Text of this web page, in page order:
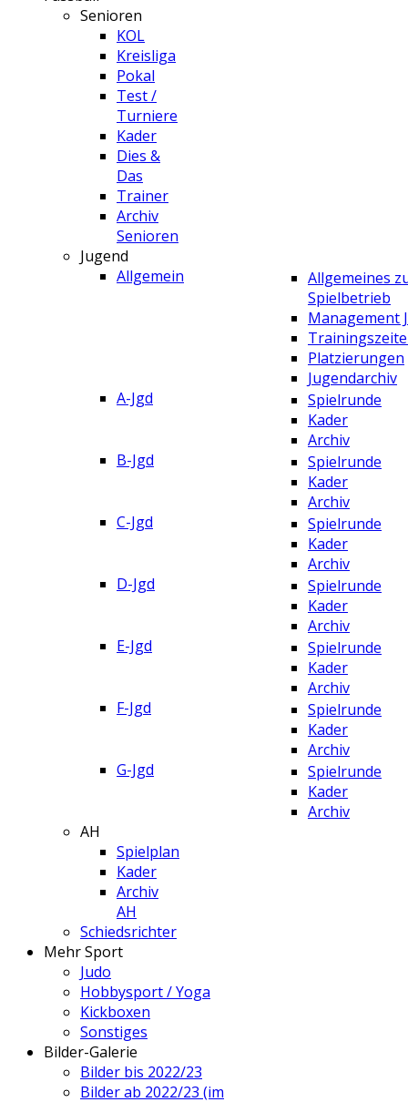
Senioren
KOL
Kreisliga
Pokal
Test /
Turniere
Kader
Dies &
Das
Trainer
Archiv
Senioren
Jugend
Allgemein
Allgemeines
Spielbetrieb
Management
Platzierungen
Jugendarchiv
A-Jgd
Spielrunde
Kader
Archiv
B-Jgd
Spielrunde
Kader
Archiv
C-Jgd
Spielrunde
Kader
Archiv
D-Jgd
Spielrunde
Kader
Archiv
E-Jgd
Spielrunde
Kader
Archiv
F-Jgd
Spielrunde
Kader
Archiv
G-Jgd
Spielrunde
Kader
Archiv
AH
Spielplan
Kader
Archiv
AH
Schiedsrichter
Mehr Sport
Judo
Hobbysport / Yoga
Kickboxen
Sonstiges
Bilder-Galerie
Bilder bis 2022/23
Bilder ab 2022/23 (im